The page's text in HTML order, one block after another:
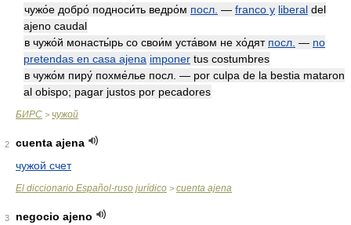
чужо́е добро́ подноси́ть ведро́м посл. — franco y liberal del
ajeno caudal
в чужо́й монасты́рь со свои́м уста́вом не хо́дят посл. — no
pretendas en casa ajena imponer tus costumbres
в чужо́м пиру́ похме́лье посл. — por culpa de la bestia mataron
al obispo; pagar justos por pecadores
БИРС > чужой
2
cuenta ajena
чужой счет
El diccionario Español-ruso jurídico > cuenta ajena
3
negocio ajeno